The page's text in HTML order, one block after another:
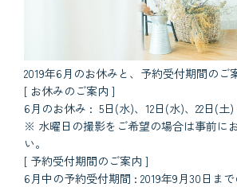
2019年6月のお休みと、予約受付期間のご
[ お休みのご案内 ]
6月のお休み : 5日(水)、12日(水)、22日(土
※ 水曜日の撮影をご希望の場合は事前に
い。
[ 予約受付期間のご案内 ]
6月中の予約受付期間 : 2019年9月30日ま